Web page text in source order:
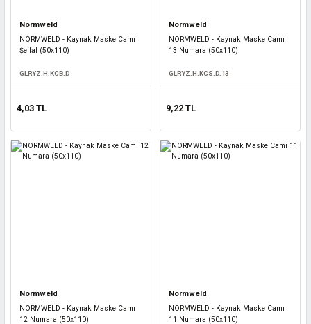
Normweld
NORMWELD - Kaynak Maske Camı
Şeffaf (50x110)
GLRYZ.H.KCB.D
4,03 TL
Normweld
NORMWELD - Kaynak Maske Camı
13 Numara (50x110)
GLRYZ.H.KCS.D.13
9,22 TL
Normweld
NORMWELD - Kaynak Maske Camı
12 Numara (50x110)
Normweld
NORMWELD - Kaynak Maske Camı
11 Numara (50x110)